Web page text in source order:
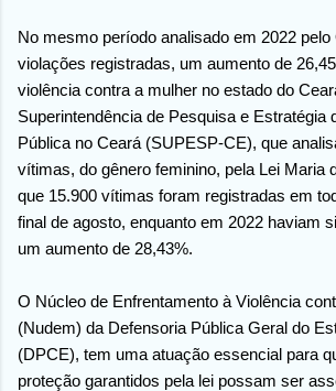
No mesmo período analisado em 2022
violações registradas, um aumento de
violência contra a mulher no estado do
Superintendência de Pesquisa e Estratégia
Pública no Ceará (SUPESP-CE), que
vítimas, do gênero feminino, pela Lei Maria
que 15.900 vítimas foram registradas em
final de agosto, enquanto em 2022 haviam
um aumento de 28,43%.
O Núcleo de Enfrentamento à Violência
(Nudem) da Defensoria Pública Geral do
(DPCE), tem uma atuação essencial para
proteção garantidos pela lei possam ser